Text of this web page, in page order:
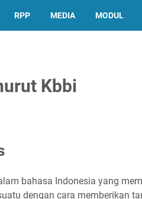
RPP MEDIA MODUL
Kbbi
bahasa Indonesia yang
dengan cara memberikan